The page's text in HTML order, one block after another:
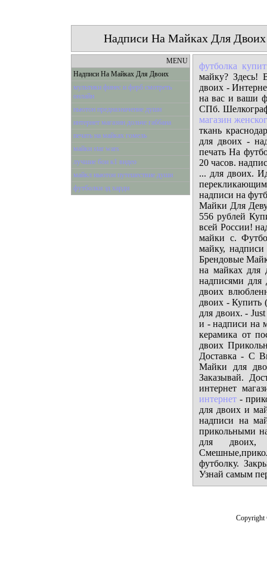
Надписи На Майках Для Двоих
MENU
Надписи На Майках Для Двоих
мультики финес и ферб смотреть
онлайн
ньютон предназначение души
интернет магазин дольче габбана
печать на майках гомель
майки star wars
лучшие бои к1 видео
майкл ньютон путешествие души
футболки эд харди
футболка
майку? Здесь!
двоих -
на вас и ваши
СПб.
магазин
ткань
для двоих -
печать На
20 часов.
... для двоих.
надписи на
Майки Для
556 рублей
всей России!
майки с.
майку,
Брендовые
на майках для
надписями
двоих
двоих - Купить
для двоих. -
и - надписи на
керамика от
двоих
Доставка - С
Майки для
Заказывай.
интернет
интернет -
для двоих и
надписи на
прикольными
для двоих,
футболку.
Узнай самым
Copyright